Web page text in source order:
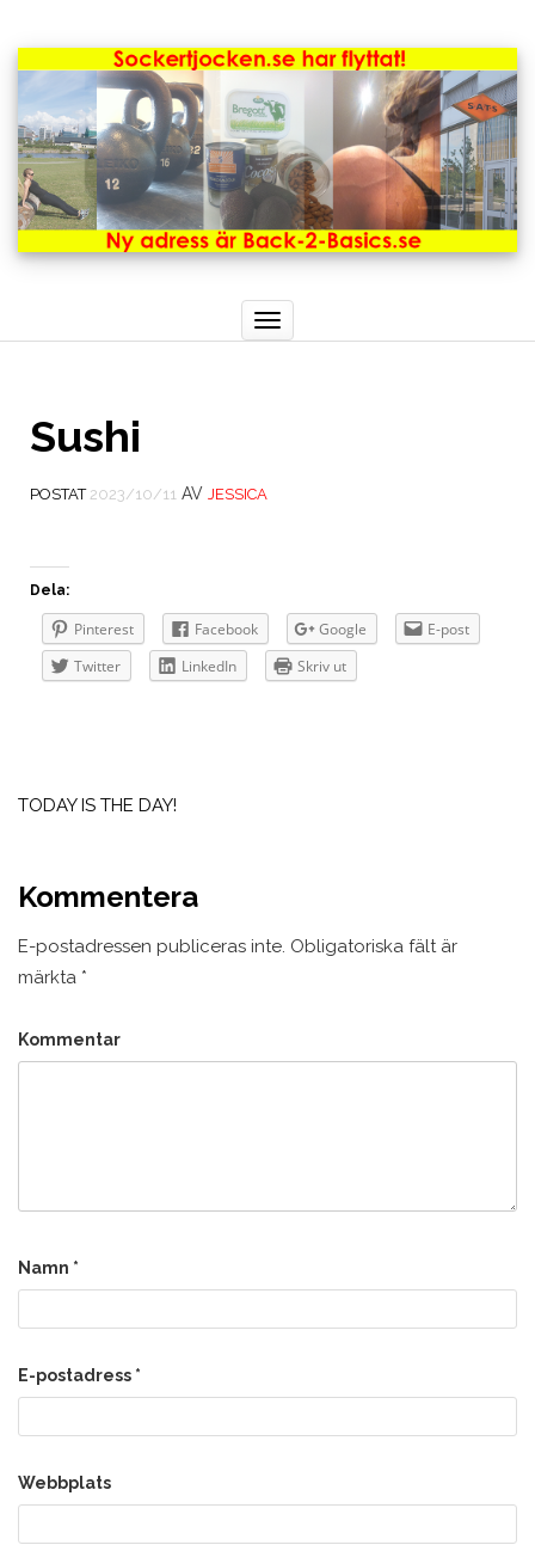
Toggle
navigation
Sushi
POSTAT 2023/10/11 AV JESSICA
Dela:
Pinterest Facebook Google
E-post
Twitter
LinkedIn Skriv ut
TODAY IS THE DAY!
Kommentera
E-postadressen publiceras inte. Obligatoriska fält är
märkta *
Kommentar
Namn *
E-postadress *
Webbplats